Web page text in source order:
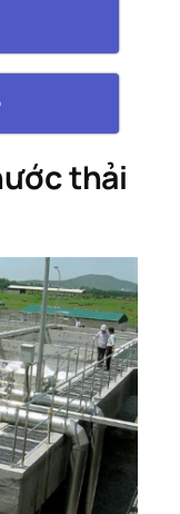
thải